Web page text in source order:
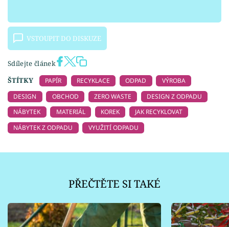
VSTOUPIT DO DISKUZE
Sdílejte článek
ŠTÍTKY
PAPÍR RECYKLACE ODPAD
VÝROBA
DESIGN
OBCHOD ZERO WASTE
DESIGN Z ODPADU
NÁBYTEK
MATERIÁL KOREK
JAK RECYKLOVAT
NÁBYTEK Z ODPADU
VYUŽITÍ ODPADU
PŘEČTĚTE SI TAKÉ